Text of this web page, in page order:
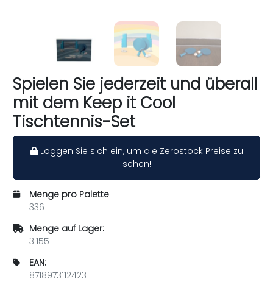
Spielen Sie jederzeit und überall
mit dem Keep it Cool
Tischtennis-Set
Loggen Sie sich ein, um die Zerostock Preise zu
sehen!
Menge pro Palette
336
Menge auf Lager:
3.155
EAN:
8718973112423